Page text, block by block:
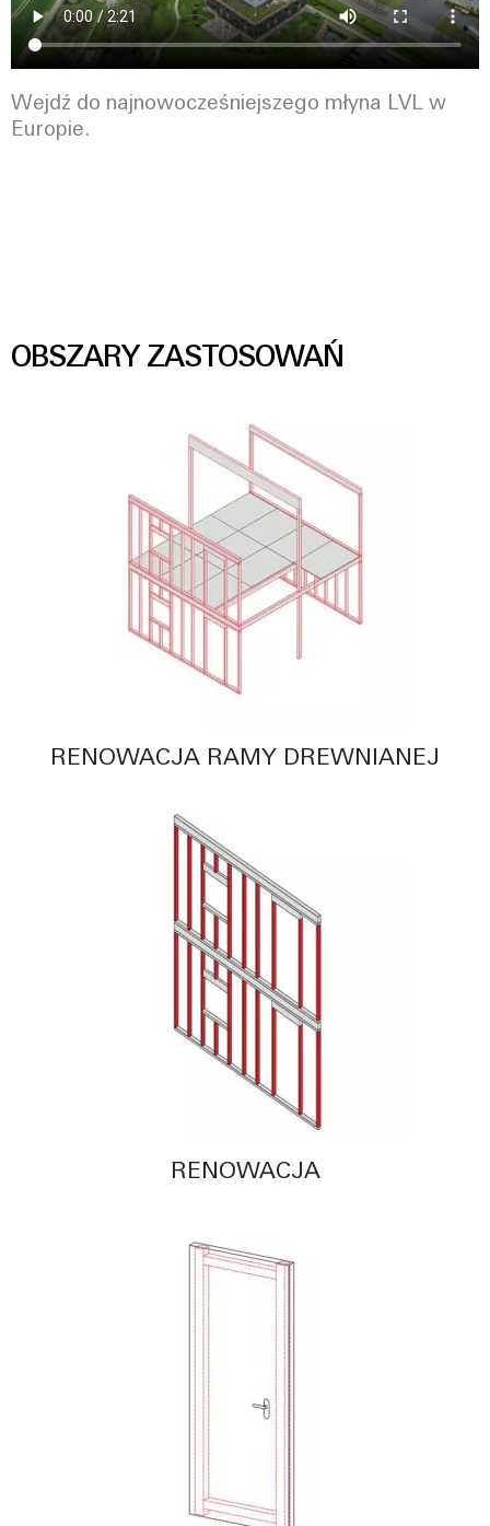
Wejdź do najnowocześniejszego młyna LVL w
Europie.
OBSZARY ZASTOSOWAŃ
RENOWACJA RAMY DREWNIANEJ
RENOWACJA